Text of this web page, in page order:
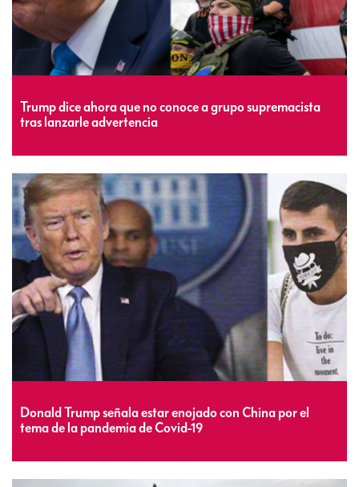
Trump dice ahora que no conoce a grupo supremacista
tras lanzarle advertencia
Donald Trump señala estar enojado con China por el
tema de la pandemia de Covid-19